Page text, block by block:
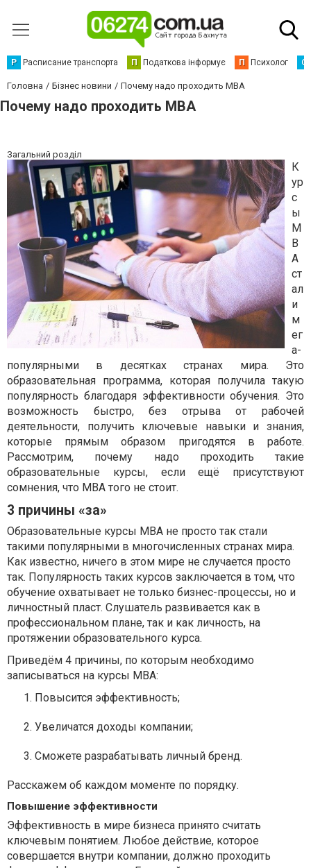
Р Расписание транспорта П Податкова інформує П Психолог С
Головна Бізнес новини Почему надо проходить MBA
Почему надо проходить MBA
Загальний розділ
К
ур
с
ы
M
B
A
ст
ал
и
м
ег
а-
популярными в десятках странах мира. Это
образовательная программа, которая получила такую
популярность благодаря эффективности обучения. Это
возможность быстро, без отрыва от рабочей
деятельности, получить ключевые навыки и знания,
которые прямым образом пригодятся в работе.
Рассмотрим, почему надо проходить такие
образовательные курсы, если ещё присутствуют
сомнения, что MBA того не стоит.
3 причины «за»
Образовательные курсы MBA не просто так стали
такими популярными в многочисленных странах мира.
Как известно, ничего в этом мире не случается просто
так. Популярность таких курсов заключается в том, что
обучение охватывает не только бизнес-процессы, но и
личностный пласт. Слушатель развивается как в
профессиональном плане, так и как личность, на
протяжении образовательного курса.
Приведём 4 причины, по которым необходимо
записываться на курсы MBA:
Повысится эффективность;
Увеличатся доходы компании;
Сможете разрабатывать личный бренд.
Расскажем об каждом моменте по порядку.
Повышение эффективности
Эффективность в мире бизнеса принято считать
ключевым понятием. Любое действие, которое
совершается внутри компании, должно проходить